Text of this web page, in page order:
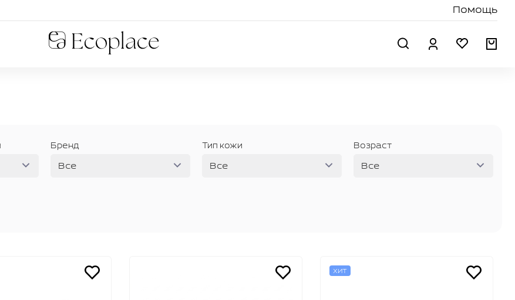
Помощь
Ecoplace ПоискПрофиль
Бренд
Все
Тип кожи
Все
Возраст
Все
ХИТ